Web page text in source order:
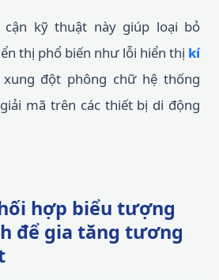
cận kỹ thuật này giúp loại bỏ
thị phổ biến như lỗi hiển thị kí
xung đột phông chữ hệ thống
mã trên các thiết bị di động
hợp biểu tượng
để gia tăng tương